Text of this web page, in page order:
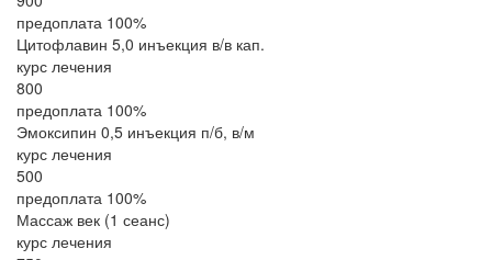
предоплата 100%
Цитофлавин 5,0 инъекция в/в кап.
курс лечения
800
предоплата 100%
Эмоксипин 0,5 инъекция п/б, в/м
курс лечения
500
предоплата 100%
Массаж век (1 сеанс)
курс лечения